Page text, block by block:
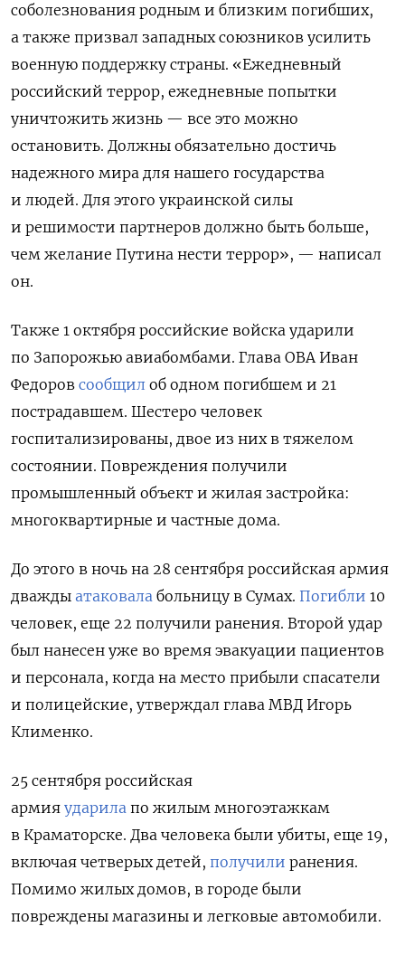
соболезнования родным и близким погибших,
а также призвал западных союзников усилить
военную поддержку страны. «Ежедневный
российский террор, ежедневные попытки
уничтожить жизнь — все это можно
остановить. Должны обязательно достичь
надежного мира для нашего государства
и людей. Для этого украинской силы
и решимости партнеров должно быть больше,
чем желание Путина нести террор», — написал
он.
Также 1 октября российские войска ударили
по Запорожью авиабомбами. Глава ОВА Иван
Федоров сообщил об одном погибшем и 21
пострадавшем. Шестеро человек
госпитализированы, двое из них в тяжелом
состоянии. Повреждения получили
промышленный объект и жилая застройка:
многоквартирные и частные дома.
До этого в ночь на 28 сентября российская армия
дважды атаковала больницу в Сумах. Погибли 10
человек, еще 22 получили ранения. Второй удар
был нанесен уже во время эвакуации пациентов
и персонала, когда на место прибыли спасатели
и полицейские, утверждал глава МВД Игорь
Клименко.
25 сентября российская
армия ударила по жилым многоэтажкам
в Краматорске. Два человека были убиты, еще 19,
включая четверых детей, получили ранения.
Помимо жилых домов, в городе были
повреждены магазины и легковые автомобили.